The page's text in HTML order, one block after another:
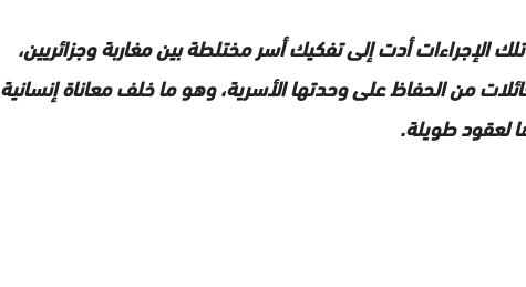
الإجراءات أدت إلى تفكيك أسر مختلطة بين مغاربة وجزائريين،
من الحفاظ على وحدتها الأسرية، وهو ما خلف معاناة إنسانية
لعقود طويلة.